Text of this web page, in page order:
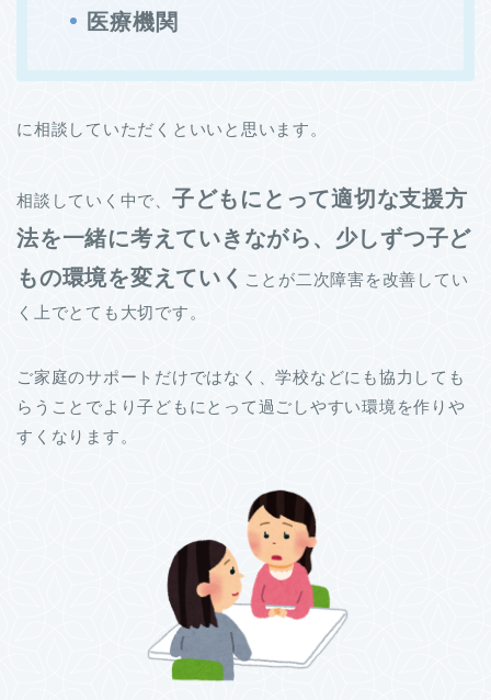
医療機関
に相談していただくといいと思います。
相談していく中で、 子どもにとって適切な支援方
法を一緒に考えていきながら、少しずつ子ど
もの環境を変えていく ことが二次障害を改善してい
く上でとても大切です。
ご家庭のサポートだけではなく、学校などにも協力しても
らうことでより子どもにとって過ごしやすい環境を作りや
すくなります。